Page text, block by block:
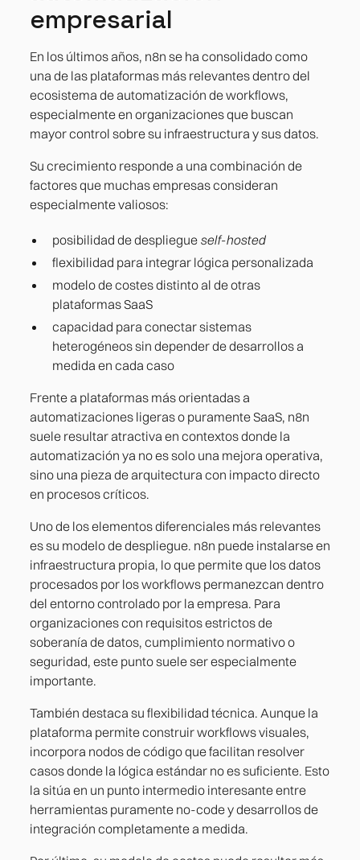
empresarial
En los últimos años, n8n se ha consolidado como
una de las plataformas más relevantes dentro del
ecosistema de automatización de workflows,
especialmente en organizaciones que buscan
mayor control sobre su infraestructura y sus datos.
Su crecimiento responde a una combinación de
factores que muchas empresas consideran
especialmente valiosos:
posibilidad de despliegue self-hosted
flexibilidad para integrar lógica personalizada
modelo de costes distinto al de otras
plataformas SaaS
capacidad para conectar sistemas
heterogéneos sin depender de desarrollos a
medida en cada caso
Frente a plataformas más orientadas a
automatizaciones ligeras o puramente SaaS, n8n
suele resultar atractiva en contextos donde la
automatización ya no es solo una mejora operativa,
sino una pieza de arquitectura con impacto directo
en procesos críticos.
Uno de los elementos diferenciales más relevantes
es su modelo de despliegue. n8n puede instalarse en
infraestructura propia, lo que permite que los datos
procesados por los workflows permanezcan dentro
del entorno controlado por la empresa. Para
organizaciones con requisitos estrictos de
soberanía de datos, cumplimiento normativo o
seguridad, este punto suele ser especialmente
importante.
También destaca su flexibilidad técnica. Aunque la
plataforma permite construir workflows visuales,
incorpora nodos de código que facilitan resolver
casos donde la lógica estándar no es suficiente. Esto
la sitúa en un punto intermedio interesante entre
herramientas puramente no-code y desarrollos de
integración completamente a medida.